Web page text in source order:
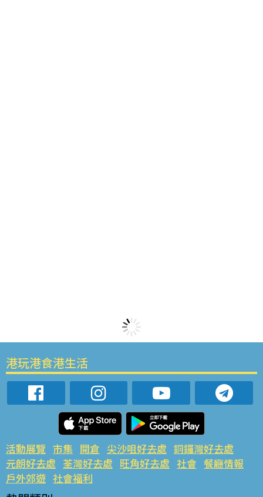
港玩港食港生活
活動展覽 市集 開倉 尖沙咀好去處 銅鑼灣好去處
元朗好去處 荃灣好去處 旺角好去處 社會 餐廳情報
戶外郊遊 社會福利